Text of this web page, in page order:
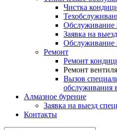
Чистка
Обслуживание
Заявка на
Обслуживание
Ремонт
Ремонт
Ремонт
Вызов
обслуживания
Алмазное бурение
Заявка на выезд
Контакты